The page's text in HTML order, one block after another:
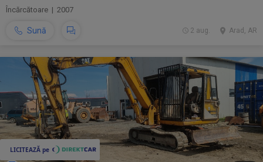
Încărcătoare | 2007
Sună Arad, AR
2 aug.